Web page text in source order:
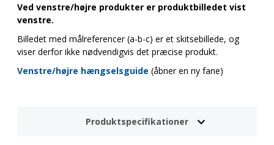
Ved venstre/højre produkter er produktbilledet vist
venstre.
Billedet med målreferencer (a-b-c) er et skitsebillede, og
viser derfor ikke nødvendigvis det præcise produkt.
Venstre/højre hængselsguide (åbner en ny fane)
Produktspecifikationer